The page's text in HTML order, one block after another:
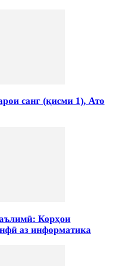
санг (қисми 1), Ато
Корҳои
аз информатика